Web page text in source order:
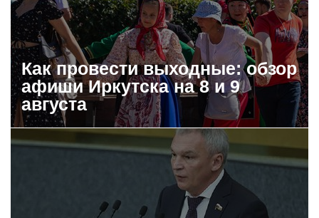
Как провести выходные: обзор
афиши Иркутска на 8 и 9
августа